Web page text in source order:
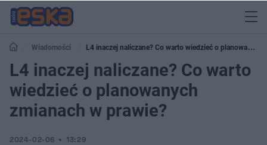
Wiadomości
L4 inaczej naliczane? Co warto wiedzieć o planowanych
zmianach w prawie?
L4 inaczej naliczane? Co warto
wiedzieć o planowanych
zmianach w prawie?
2024-02-06 13:29